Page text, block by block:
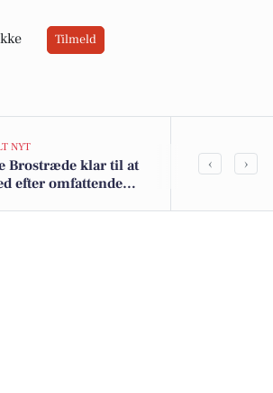
Tilmeld
NYT
Brostræde klar til at
efter omfattende
Top 6 over
‹ ›